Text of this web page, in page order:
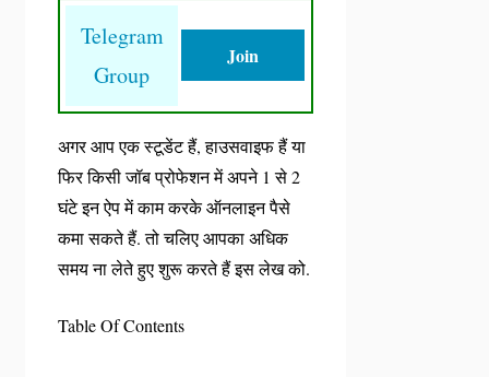
Telegram
Group
Join
अगर आप एक स्टूडेंट हैं, हाउसवाइफ हैं या
फिर किसी जॉब प्रोफेशन में अपने 1 से 2
घंटे इन ऐप में काम करके ऑनलाइन पैसे
कमा सकते हैं. तो चलिए आपका अधिक
समय ना लेते हुए शुरू करते हैं इस लेख को.
Table Of Contents